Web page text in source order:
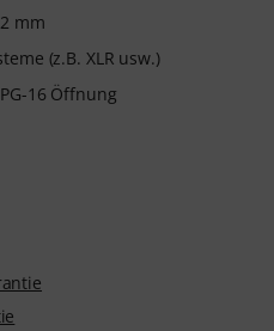
mm
(z.B. XLR usw.)
16 Öffnung